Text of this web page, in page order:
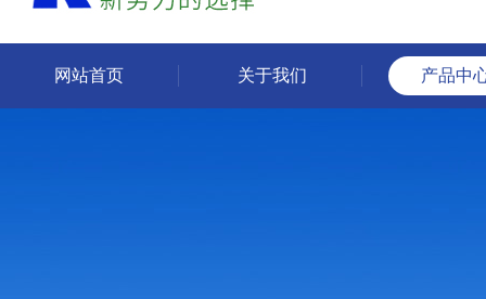
网站首页 关于我们 产品中